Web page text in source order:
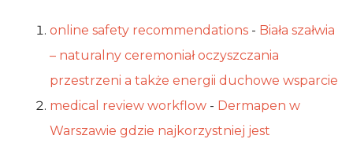
online safety recommendations - Biała szałwia
– naturalny ceremoniał oczyszczania
przestrzeni a także energii duchowe wsparcie
medical review workflow - Dermapen w
Warszawie gdzie najkorzystniej jest